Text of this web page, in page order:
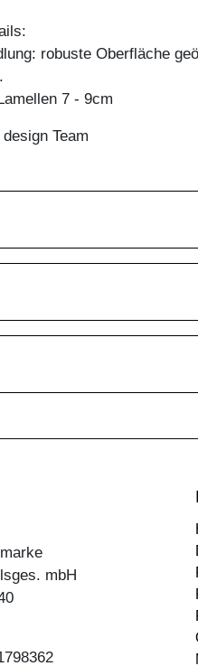
robuste Oberfläche
7 - 9cm
Team
mbH